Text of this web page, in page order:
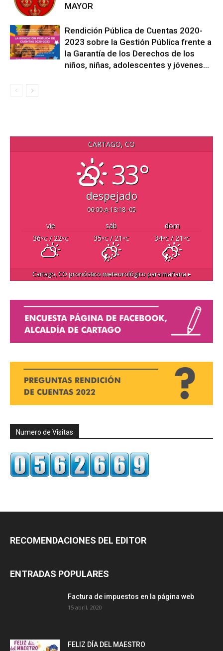
MAYOR
Rendición Pública de Cuentas 2020-
2023 sobre la Gestión Pública frente a
la Garantía de los Derechos de los
niños, niñas, adolescentes y jóvenes...
CARTAGO, CO
33°
despejado
06:00 18:18 -05
vie sáb
dom
36°C/ 22°C 35°C/ 21 °C 34°C/ 21 °C
Cartago, COpronóstico meteorológico para mañana ▸
Numero de Visitas
RECOMENDACIONES DEL EDITOR
ENTRADAS POPULARES
Factura de impuestos en la página web
15 abril, 2020
FELIZ DÍA DEL MAESTRO